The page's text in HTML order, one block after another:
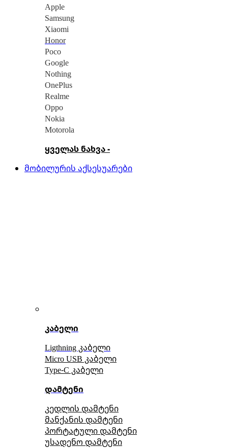
Apple
Samsung
Xiaomi
Honor
Poco
Google
Nothing
OnePlus
Realme
Oppo
Nokia
Motorola
ყველას ნახვა -
მობილურის აქსესუარები
კაბელი
Ligthning კაბელი
Micro USB კაბელი
Type-C კაბელი
დამტენი
კედლის დამტენი
მანქანის დამტენი
პორტატული დამტენი
უსადენო დამტენი